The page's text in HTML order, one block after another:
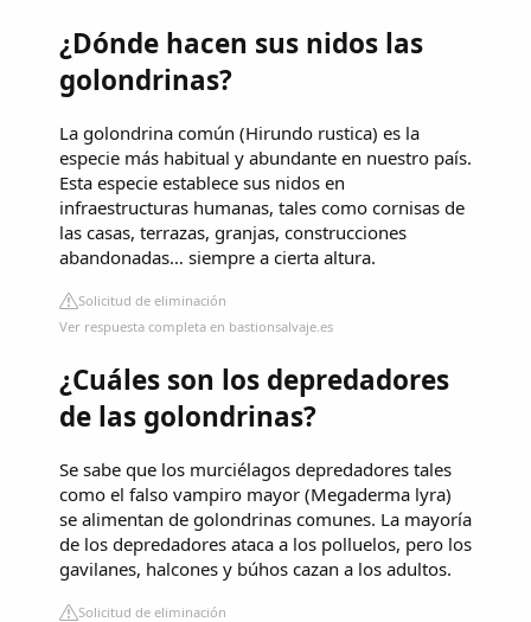
¿Dónde hacen sus nidos las
golondrinas?
La golondrina común (Hirundo rustica) es la
especie más habitual y abundante en nuestro país.
Esta especie establece sus nidos en
infraestructuras humanas, tales como cornisas de
las casas, terrazas, granjas, construcciones
abandonadas… siempre a cierta altura.
Solicitud de eliminación
Ver respuesta completa en bastionsalvaje.es
¿Cuáles son los depredadores
de las golondrinas?
Se sabe que los murciélagos depredadores tales
como el falso vampiro mayor (Megaderma lyra)
se alimentan de golondrinas comunes. La mayoría
de los depredadores ataca a los polluelos, pero los
gavilanes, halcones y búhos cazan a los adultos.
Solicitud de eliminación